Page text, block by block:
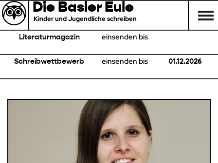
Die Basler Eule
Kinder und Jugendliche schreiben
Literaturmagazin einsenden bis
Schreibwettbewerb einsenden bis 01.12.2026